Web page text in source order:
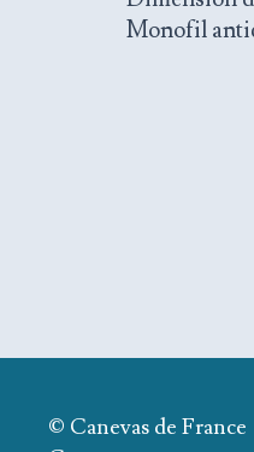
Monofil
© Canevas de France